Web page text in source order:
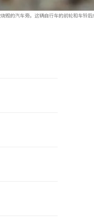
的汽车旁。这辆自行车的前轮和车铃